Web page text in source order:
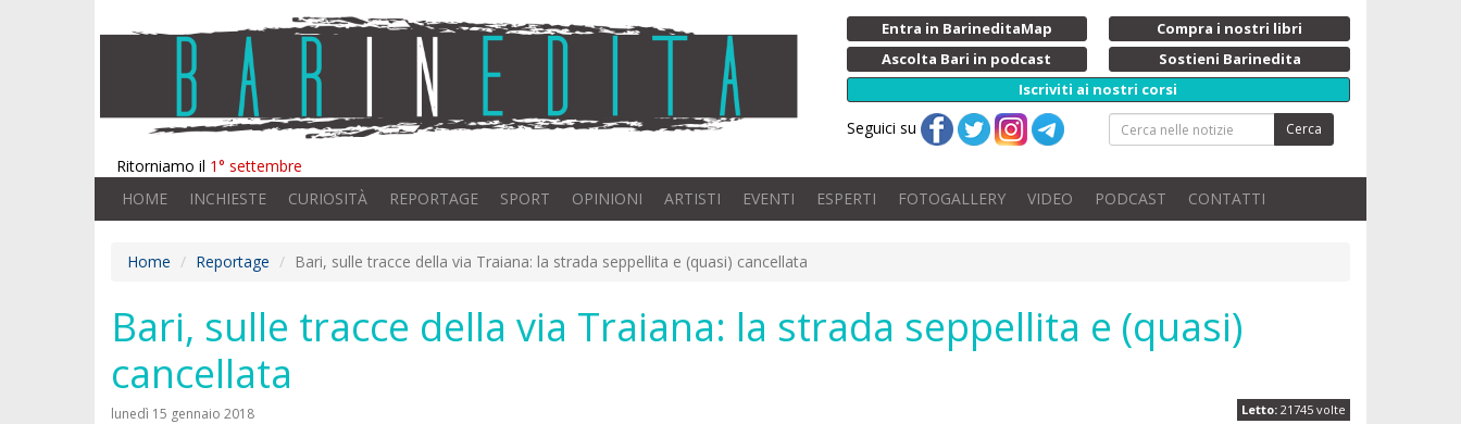
Ritorniamo il 1° settembre
Entra in BarineditaMap
Compra i nostri libri
Ascolta Bari in podcast
Sostieni Barinedita
Iscriviti ai nostri corsi
Seguici su Cerca
HOME INCHIESTE CURIOSITÀ REPORTAGE SPORT OPINIONI ARTISTI EVENTI ESPERTI FOTOGALLERY VIDEO PODCAST CONTATTI
Home Reportage Bari, sulle tracce della via Traiana: la strada seppellita e (quasi) cancellata
Bari, sulle tracce della via Traiana: la strada seppellita e (quasi)
cancellata
Letto: 21745 volte
lunedì 15 gennaio 2018